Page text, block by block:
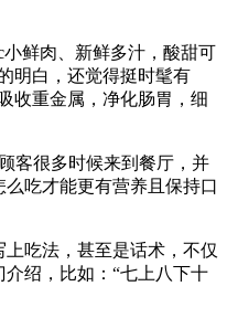
鲜肉、新鲜多汁，酸甜可
明白，还觉得挺时髦有
收重金属，净化肠胃，细
客很多时候来到餐厅，并
吃才能更有营养且保持口
吃法，甚至是话术，不仅
绍，比如：“七上八下十